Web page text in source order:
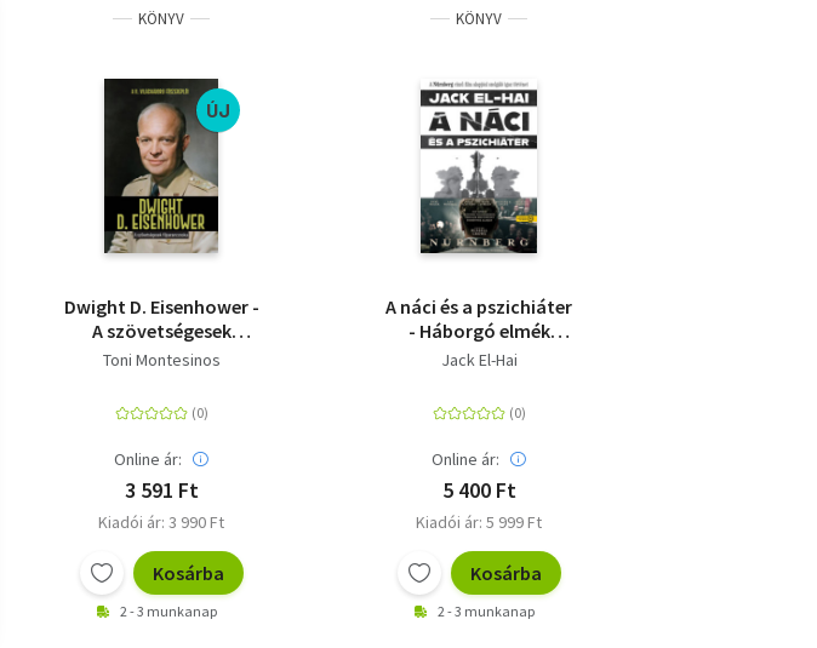
KÖNYV
ÚJ
Dwight D. Eisenhower -
A szövetségesek
főparancsnoka
Toni Montesinos
Online ár:
3 591 Ft
Kiadói ár: 3 990 Ft
Kosárba
2 - 3 munkanap
KÖNYV
A náci és a pszichiáter
- Háborgó elmék
labirintusában
Jack El-Hai
Online ár:
5 400 Ft
Kiadói ár: 5 999 Ft
Kosárba
2 - 3 munkanap